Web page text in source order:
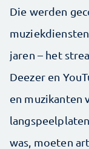
Die werden
jaren – het
Deezer en
en muzikanten
was, moeten